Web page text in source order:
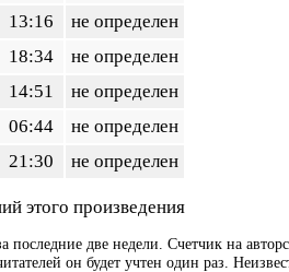
13:16
не определен
18:34
не определен
14:51
не определен
06:44
не определен
21:30 не определен
этого произведения
последние две недели. Счетчик на
он будет учтен один раз.